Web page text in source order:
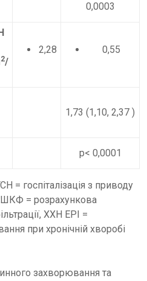
0,0003
2/
2,28 0,55
1,73 (1,10, 2,37 )
p< 0,0001
= госпіталізація з приводу
= розрахункова
ХХН EPI =
при хронічній хворобі
захворювання та